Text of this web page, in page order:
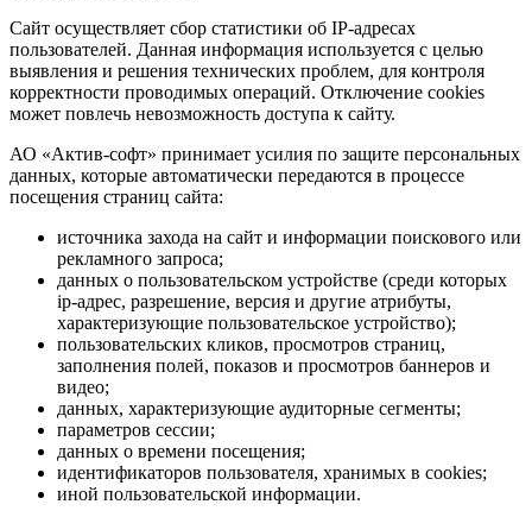
Сайт осуществляет сбор статистики об IP-адресах
пользователей. Данная информация используется с целью
выявления и решения технических проблем, для контроля
корректности проводимых операций. Отключение cookies
может повлечь невозможность доступа к сайту.
АО «Актив-софт» принимает усилия по защите персональных
данных, которые автоматически передаются в процессе
посещения страниц сайта:
источника захода на сайт и информации поискового или
рекламного запроса;
данных о пользовательском устройстве (среди которых
ip-адрес, разрешение, версия и другие атрибуты,
характеризующие пользовательское устройство);
пользовательских кликов, просмотров страниц,
заполнения полей, показов и просмотров баннеров и
видео;
данных, характеризующие аудиторные сегменты;
параметров сессии;
данных о времени посещения;
идентификаторов пользователя, хранимых в cookies;
иной пользовательской информации.